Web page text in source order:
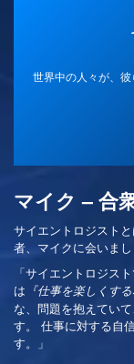
世界中の人々が、
マイク – 合
サイエントロジスト
者、マイクに会いまし
「サイエントロジス
は 『仕事を楽しくする
な、問題を抱えてい
す。 仕事に対する自
す。」